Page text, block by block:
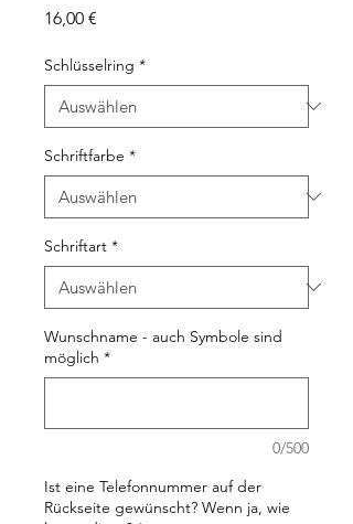
16,00 €
Schlüsselring *
Schriftfarbe *
Schriftart *
Wunschname - auch Symbole sind
möglich *
0/500
Ist eine Telefonnummer auf der
Rückseite gewünscht? Wenn ja, wie